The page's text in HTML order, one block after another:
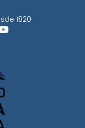
1820.